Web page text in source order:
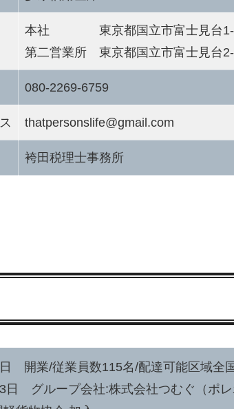
本社 東京都国立市富士見台1-
第二営業所 東京都国立市富士見台
080-2269-6759
thatpersonslife@gmail.com
袴田税理士事務所
開業/従業員数115名/配達可能区域全
日 グループ会社:株式会社つむぐ（ポ